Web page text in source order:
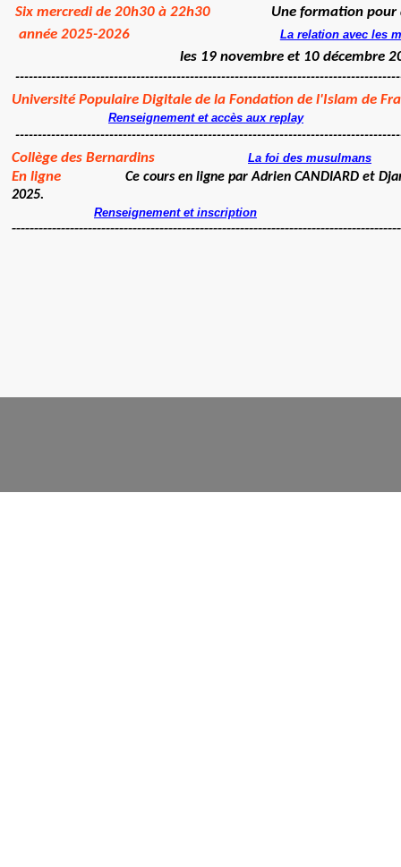
Six mercredi de 20h30 à 22h30
Une formation pour
année 2025-2026
La relation avec les
les 19 novembre et 10
Université Populaire Digitale de la Fondation de l'Islam de
Renseignement et accès aux replay
Collège des Bernardins La foi des musulmans
En ligne
Ce cours en ligne par Adrien CANDIARD et
2025.
Renseignement et inscription